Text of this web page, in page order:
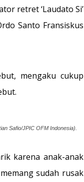
retret ‘Laudato Si’
Santo Fransiskus
mengaku cukup
Safio/JPIC OFM Indonesia).
karena anak-anak
sudah rusak